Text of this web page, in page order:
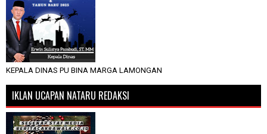
KEPALA DINAS PU BINA MARGA LAMONGAN
IKLAN UCAPAN NATARU REDAKSI